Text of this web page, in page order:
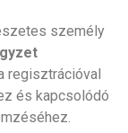
személy
regisztrációval
és kapcsolódó